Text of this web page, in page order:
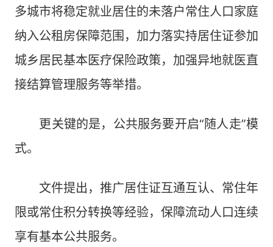
多城市将稳定就业居住的未落户常住人口家庭
纳入公租房保障范围，加力落实持居住证参加
城乡居民基本医疗保险政策，加强异地就医直
接结算管理服务等举措。
更关键的是，公共服务要开启“随人走”模
式。
文件提出，推广居住证互通互认、常住年
限或常住积分转换等经验，保障流动人口连续
享有基本公共服务。